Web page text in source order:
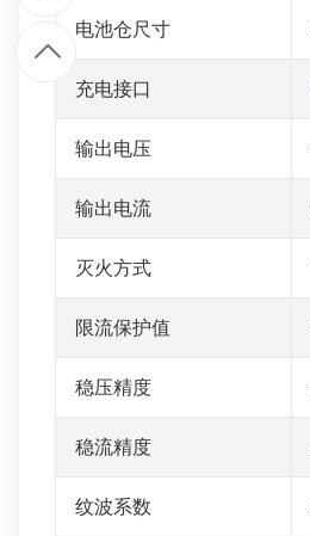
电池仓尺寸
充电接口
输出电压
输出电流
灭火方式
限流保护值
稳压精度
稳流精度
纹波系数
1
7
9
4
8
6